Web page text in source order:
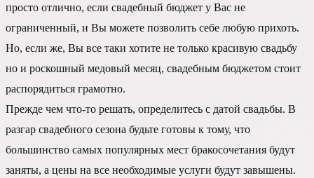
просто отлично, если свадебный бюджет у Вас не
ограниченный, и Вы можете позволить себе любую прихоть.
Но, если же, Вы все таки хотите не только красивую свадьбу
но и роскошный медовый месяц, свадебным бюджетом стоит
распорядиться грамотно.
Прежде чем что-то решать, определитесь с датой свадьбы. В
разгар свадебного сезона будьте готовы к тому, что
большинство самых популярных мест бракосочетания будут
заняты, а цены на все необходимые услуги будут завышены.